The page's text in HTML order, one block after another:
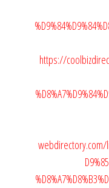
https://
webdirectory.com/